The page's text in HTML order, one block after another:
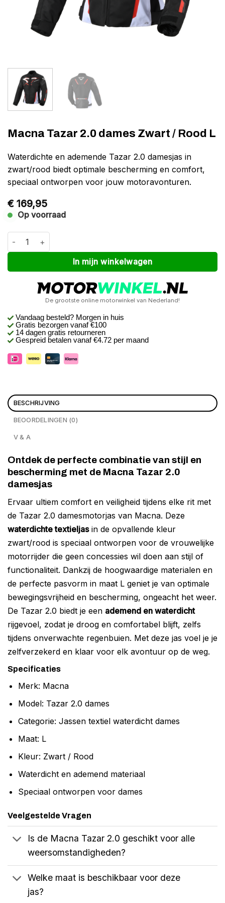
Macna Tazar 2.0 dames Zwart / Rood L
Waterdichte en ademende Tazar 2.0 damesjas in
zwart/rood biedt optimale bescherming en comfort,
speciaal ontworpen voor jouw motoravonturen.
€ 169,95
Op voorraad
Macna Tazar 2.0 dames Zwart / Rood L aantal
In mijn winkelwagen
Alternative:
De grootste online motorwinkel van Nederland!
Vandaag besteld? Morgen in huis
Gratis bezorgen vanaf €100
14 dagen gratis retourneren
Gespreid betalen vanaf €4.72 per maand
BESCHRIJVING
BEOORDELINGEN (0)
V & A
Ontdek de perfecte combinatie van stijl en
bescherming met de Macna Tazar 2.0
damesjas
Ervaar ultiem comfort en veiligheid tijdens elke rit met
de Tazar 2.0 damesmotorjas van Macna. Deze
waterdichte textieljasin de opvallende kleur
zwart/rood is speciaal ontworpen voor de vrouwelijke
motorrijder die geen concessies wil doen aan stijl of
functionaliteit. Dankzij de hoogwaardige materialen en
de perfecte pasvorm in maat L geniet je van optimale
bewegingsvrijheid en bescherming, ongeacht het weer.
De Tazar 2.0 biedt je een ademend en waterdicht
rijgevoel, zodat je droog en comfortabel blijft, zelfs
tijdens onverwachte regenbuien. Met deze jas voel je je
zelfverzekerd en klaar voor elk avontuur op de weg.
Specificaties
Merk: Macna
Model: Tazar 2.0 dames
Categorie: Jassen textiel waterdicht dames
Maat: L
Kleur: Zwart / Rood
Waterdicht en ademend materiaal
Speciaal ontworpen voor dames
Veelgestelde Vragen
Is de Macna Tazar 2.0 geschikt voor alle
weersomstandigheden?
Welke maat is beschikbaar voor deze
jas?